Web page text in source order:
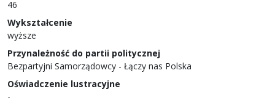
46
Wykształcenie
wyższe
Przynależność do partii politycznej
Bezpartyjni Samorządowcy - Łączy nas Polska
Oświadczenie lustracyjne
-